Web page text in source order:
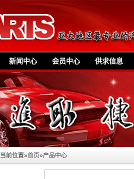
新闻中心 会员中心 供求信息
当前位置»首页»产品中心